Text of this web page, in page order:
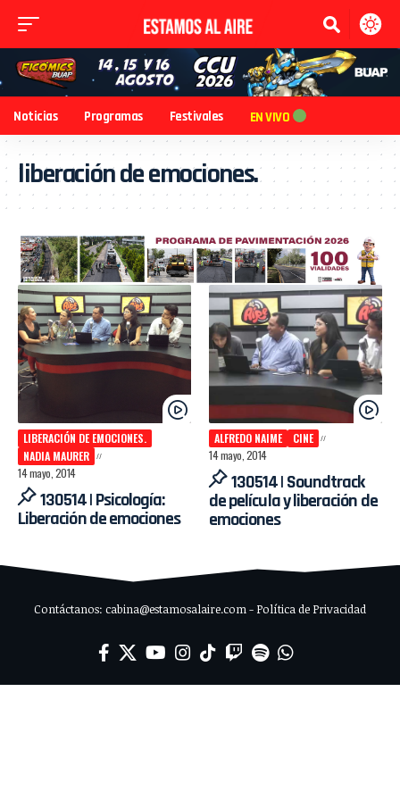
Noticias Programas Festivales EN VIVO
liberación de emociones.
LIBERACIÓN DE EMOCIONES.
NADIA MAURER
14 mayo, 2014
130514 | Psicología:
Liberación de emociones
ALFREDO NAIME
CINE
14 mayo, 2014
130514 | Soundtrack
de película y liberación de
emociones
Contáctanos: cabina@estamosalaire.com - Política de Privacidad